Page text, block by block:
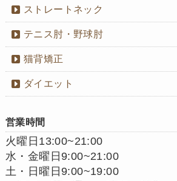
ストレートネック
テニス肘・野球肘
猫背矯正
ダイエット
営業時間
火曜日13:00~21:00
水・金曜日9:00~21:00
土・日曜日9:00~19:00